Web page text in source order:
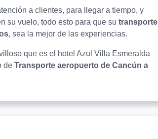
a clientes, para llegar a tiempo, y
su vuelo, todo esto para que su transporte
, sea la mejor de las experiencias.
que es el hotel Azul Villa Esmeralda
de Transporte aeropuerto de Cancún a